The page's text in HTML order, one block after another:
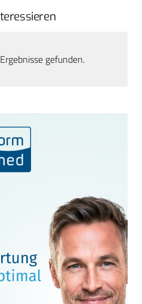
gefunden.